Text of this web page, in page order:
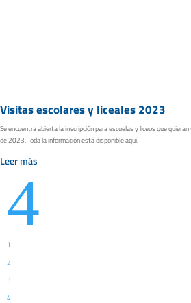
Visitas escolares y liceales 2023
Se encuentra abierta la inscripción para escuelas y liceos que
de 2023. Toda la información está disponible aquí.
Leer más
4
1
2
3
4